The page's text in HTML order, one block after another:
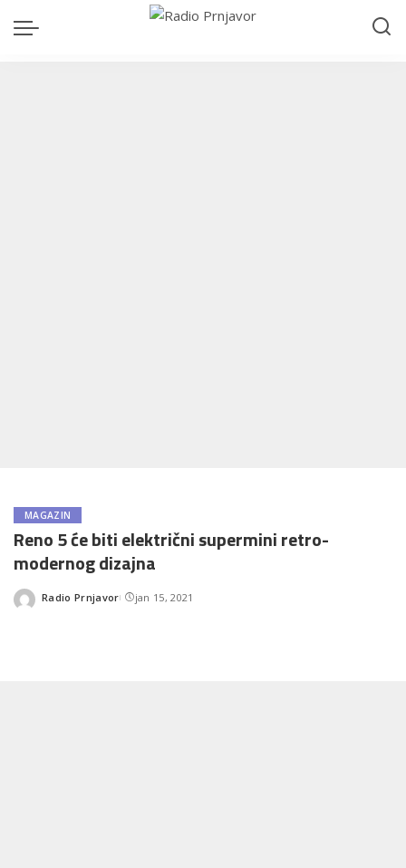
MAGAZIN
Reno 5 će biti električni supermini retro-
modernog dizajna
Posted
Radio Prnjavor jan 15, 2021